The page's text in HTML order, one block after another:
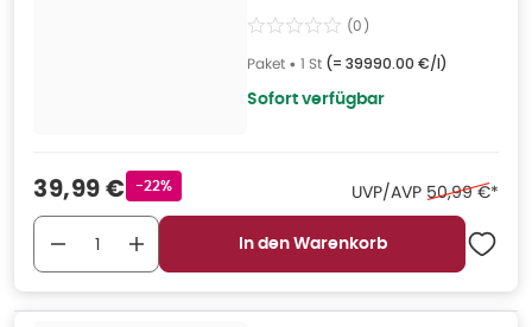
(0)
Paket • 1 St (= 39990.00 €/l)
Sofort verfügbar
Verkaufspreis
39,99 € Rabattstempel
-22% UVP/AVP Ehemaliger
50,99 €*
In den Warenkorb